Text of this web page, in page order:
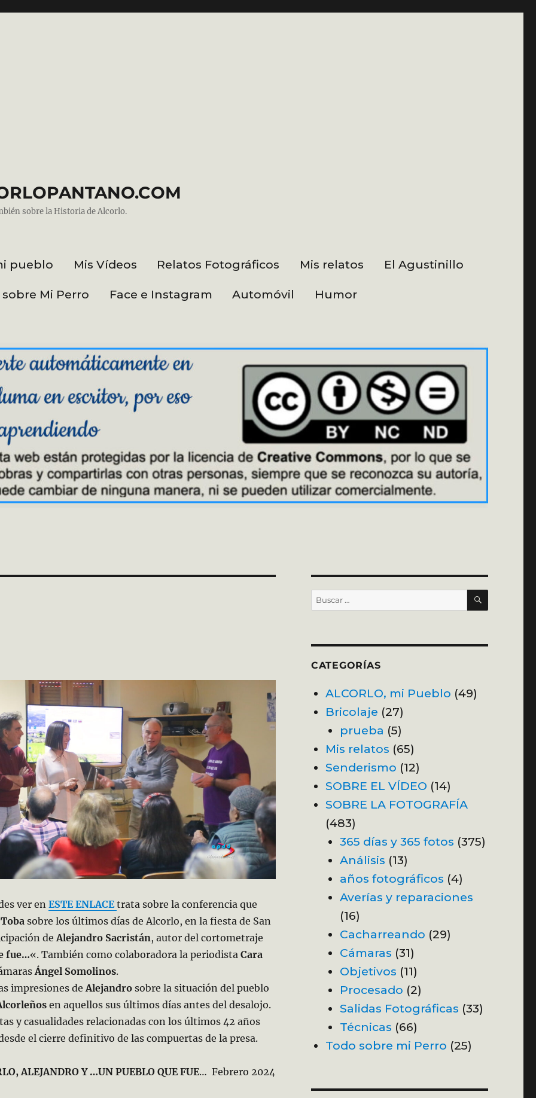
sobre la Historia de Alcorlo.
pueblo Mis Vídeos Relatos Fotográficos Mis relatos El Agustinillo
Mi Perro Face e Instagram Automóvil Humor
ver en ESTE ENLACE trata sobre la conferencia que
sobre los últimos días de Alcorlo, en la fiesta de San
de Alejandro Sacristán, autor del cortometraje
fue…«. También como colaboradora la periodista Cara
Ángel Somolinos.
impresiones de Alejandrosobre la situación del pueblo
en aquellos sus últimos días antes del desalojo.
y casualidades relacionadas con los últimos 42 años
el cierre definitivo de las compuertas de la presa.
ALEJANDRO Y …UN PUEBLO QUE FUE… Febrero 2024
Buscar
por:
BUSCAR
CATEGORÍAS
ALCORLO, mi Pueblo (49)
Bricolaje (27)
prueba (5)
Mis relatos (65)
Senderismo (12)
SOBRE EL VÍDEO (14)
SOBRE LA FOTOGRAFÍA
(483)
365 días y 365 fotos (375)
Análisis (13)
años fotográficos (4)
Averías y reparaciones
(16)
Cacharreando (29)
Cámaras (31)
Objetivos (11)
Procesado (2)
Salidas Fotográficas (33)
Técnicas (66)
Todo sobre mi Perro (25)